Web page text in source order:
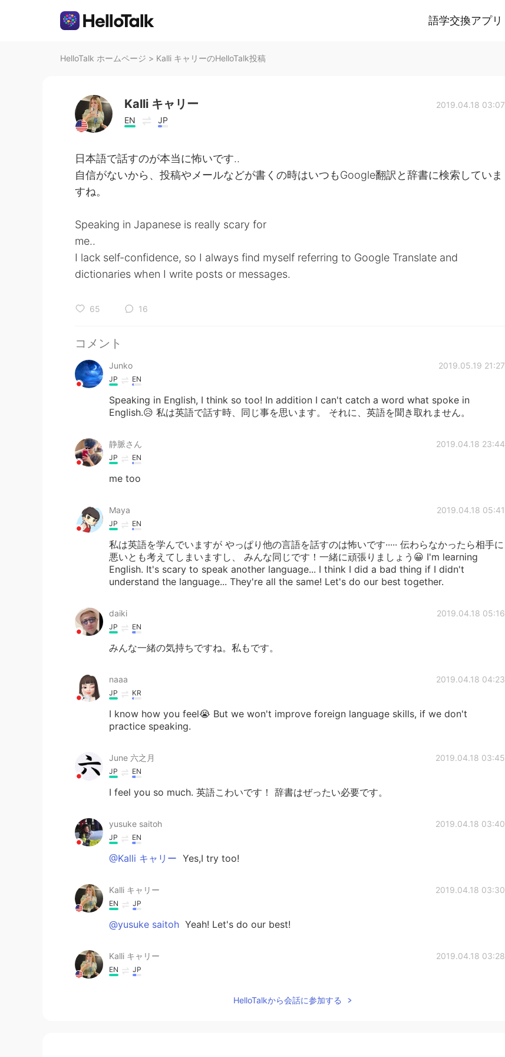
語学交換アプリ
HelloTalk ホームページ > Kalli キャリーのHelloTalk投稿
Kalli キャリー
EN JP
2019.04.18 03:07
日本語で話すのが本当に怖いです‥
自信がないから、投稿やメールなどが書くの時はいつもGoogle翻訳と辞書に検索していま
すね。
Speaking in Japanese is really scary for
me..
I lack self-confidence, so I always find myself referring to Google Translate and
dictionaries when I write posts or messages.
65 16
コメント
Junko 2019.05.19 21:27
JP EN
Speaking in English, I think so too! In addition I can't catch a word what spoke in
English.😥 私は英語で話す時、同じ事を思います。 それに、英語を聞き取れません。
静脈さん 2019.04.18 23:44
JP EN
me too
Maya 2019.04.18 05:41
JP EN
私は英語を学んでいますが やっぱり他の言語を話すのは怖いです····· 伝わらなかったら相手に
悪いとも考えてしまいますし、 みんな同じです！一緒に頑張りましょう😀 I'm learning
English. It's scary to speak another language... I think I did a bad thing if I didn't
understand the language... They're all the same! Let's do our best together.
daiki 2019.04.18 05:16
JP EN
みんな一緒の気持ちですね。私もです。
naaa 2019.04.18 04:23
JP KR
I know how you feel😭 But we won't improve foreign language skills, if we don't
practice speaking.
June 六之月 2019.04.18 03:45
JP EN
I feel you so much. 英語こわいです！ 辞書はぜったい必要です。
yusuke saitoh 2019.04.18 03:40
JP EN
@Kalli キャリー Yes,I try too!
Kalli キャリー 2019.04.18 03:30
EN JP
@yusuke saitoh Yeah! Let's do our best!
Kalli キャリー 2019.04.18 03:28
EN JP
HelloTalkから会話に参加する